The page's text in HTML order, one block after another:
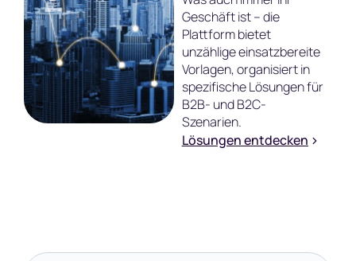
Geschäft ist – die
Plattform bietet
unzählige einsatzbereite
Vorlagen, organisiert in
spezifische Lösungen für
B2B- und B2C-
Szenarien.
Lösungen entdecken